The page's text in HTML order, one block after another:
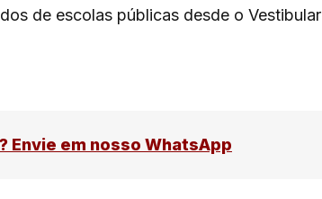
de escolas públicas desde o Vestibular
Envie em nosso WhatsApp